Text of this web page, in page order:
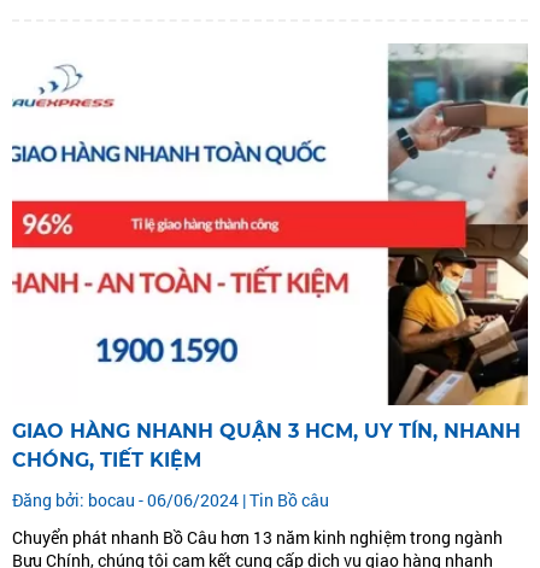
GIAO HÀNG NHANH QUẬN 3 HCM, UY TÍN, NHANH
CHÓNG, TIẾT KIỆM
Đăng bởi: bocau - 06/06/2024 |Tin Bồ câu
Chuyển phát nhanh Bồ Câu hơn 13 năm kinh nghiệm trong ngành
Bưu Chính, chúng tôi cam kết cung cấp dịch vụ giao hàng nhanh